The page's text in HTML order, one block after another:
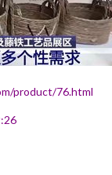
product/76.html